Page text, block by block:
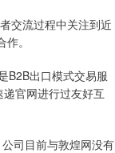
交流过程中关注到近
。
B2B出口模式交易服
官网进行过友好互
司目前与敦煌网没有